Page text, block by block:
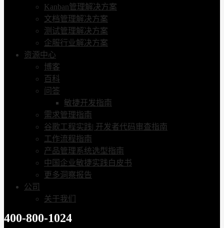
Kanban管理解决方案
文档管理解决方案
测试管理解决方案
企服行业解决方案
资源中心
博客
百科
问答
敏捷开发指南
需求管理指南
谷歌工程实践| 开发者代码审查指南
工作流程指南
产品管理系统选型指南
中国企业敏捷实践白皮书
更多洞察报告
公司
关于我们
400-800-1024